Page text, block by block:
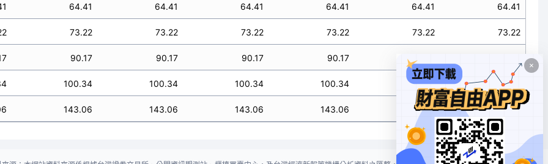
64.41 64.41 64.41 64.41 64.41 64.41
73.22 73.22 73.22 73.22 73.22 73.22
90.17 90.17 90.17 90.17 90.17
100.34 100.34 100.34 100.34 100.34 100.34
143.06 143.06 143.06 143.06 143.06 143.06